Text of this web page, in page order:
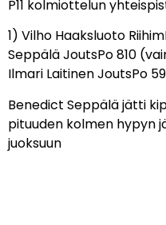
P11 kolmiottelun
1) Vilho Haaksluoto
Seppälä JoutsPo 810
Ilmari Laitinen JoutsPo
Benedict Seppälä jätti
pituuden kolmen hypyn
juoksuun